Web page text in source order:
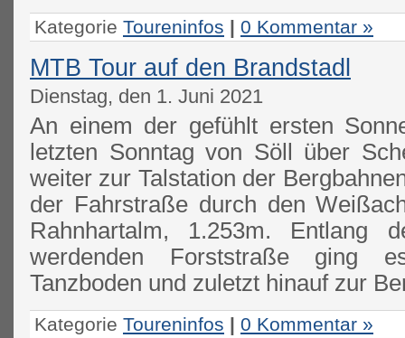
Kategorie Toureninfos | 0 Kommentar »
MTB Tour auf den Brandstadl
Dienstag, den 1. Juni 2021
An einem der gefühlt ersten
letzten Sonntag von Söll über
weiter zur Talstation der
der Fahrstraße durch den
Rahnhartalm, 1.253m. Entlang
werdenden Forststraße ging
Tanzboden und zuletzt hinauf zur
Kategorie Toureninfos | 0 Kommentar »